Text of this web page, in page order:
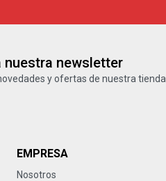
nuestra newsletter
y ofertas de nuestra tienda.
EMPRESA
Nosotros